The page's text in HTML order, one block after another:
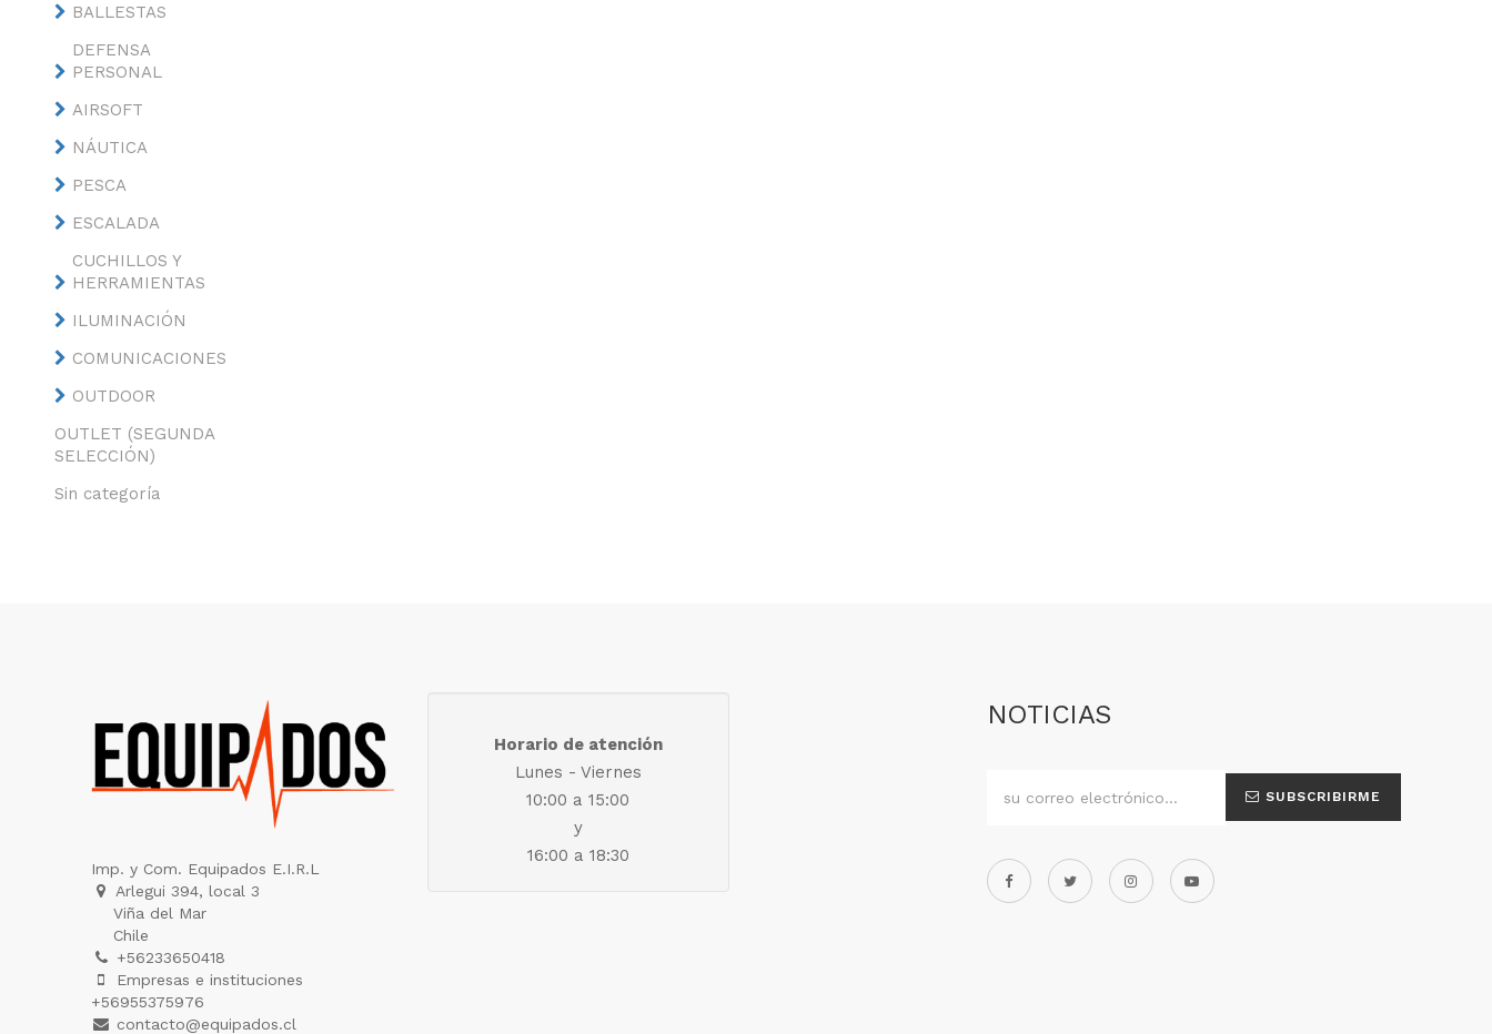
BALLESTAS
DEFENSA
PERSONAL
AIRSOFT
NÁUTICA
PESCA
ESCALADA
CUCHILLOS Y
HERRAMIENTAS
ILUMINACIÓN
COMUNICACIONES
OUTDOOR
OUTLET (SEGUNDA
SELECCIÓN)
Sin categoría
Imp. y Com. Equipados E.I.R.L
Arlegui 394, local 3
Viña del Mar
Chile
+56233650418
Empresas e instituciones
+56955375976
contacto@equipados.cl
Horario de atención
Lunes - Viernes
10:00 a 15:00
y
16:00 a 18:30
NOTICIAS
SUBSCRIBIRME